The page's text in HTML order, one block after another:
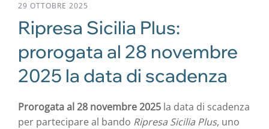
29 OTTOBRE 2025
Ripresa Sicilia Plus:
prorogata al 28 novembre
2025 la data di scadenza
Prorogata al 28 novembre 2025 la data di scadenza
per partecipare al bando Ripresa Sicilia Plus, uno